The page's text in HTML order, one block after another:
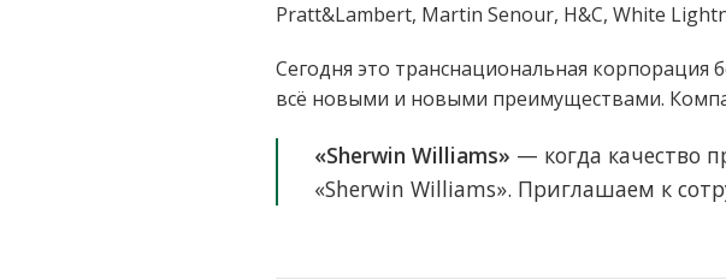
Pratt&Lambert, Martin Senour, H&C, White
Сегодня это транснациональная корпорация
всё новыми и новыми преимуществами.
«Sherwin Williams» — когда качество
«Sherwin Williams». Приглашаем к